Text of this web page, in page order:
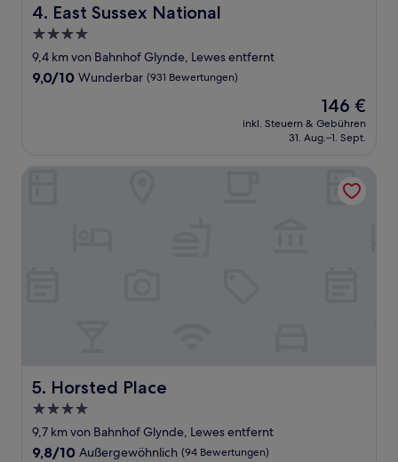
4. East Sussex National
East Sussex National
4.0-
Sterne-
Unterkunft
9,4 km von Bahnhof Glynde, Lewes entfernt
9.0
9,0/10 Wunderbar (931 Bewertungen)
Der
Preis
beträgt
146 €
inkl. Steuern & Gebühren
31. Aug.–1. Sept.
5. Horsted Place
Horsted Place
4.0-
Sterne-
Unterkunft
9,7 km von Bahnhof Glynde, Lewes entfernt
9.8
9,8/10 Außergewöhnlich (94 Bewertungen)